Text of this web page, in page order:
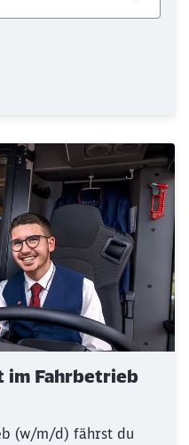
im Fahrbetrieb
(w/m/d) fährst du